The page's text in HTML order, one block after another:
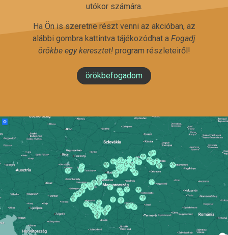
utókor számára.
Ha Ön is szeretne részt venni az akcióban, az
alábbi gombra kattintva tájékozódhat a Fogadj
örökbe egy keresztet!program részleteiről!
örökbefogadom